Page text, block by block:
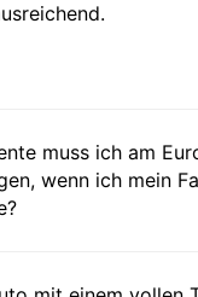
muss ich am
wenn ich mein